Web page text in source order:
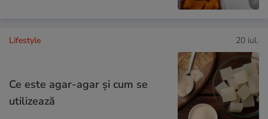
Lifestyle 20 iul.
Ce este agar-agar și cum se
utilizează